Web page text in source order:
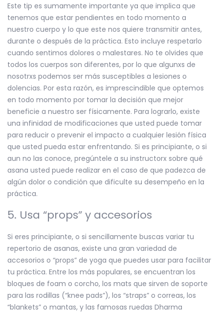
Este tip es sumamente importante ya que implica que
tenemos que estar pendientes en todo momento a
nuestro cuerpo y lo que este nos quiere transmitir antes,
durante o después de la práctica. Esto incluye respetarlo
cuando sentimos dolores o malestares. No te olvides que
todos los cuerpos son diferentes, por lo que algunxs de
nosotrxs podemos ser más susceptibles a lesiones o
dolencias. Por esta razón, es imprescindible que optemos
en todo momento por tomar la decisión que mejor
beneficie a nuestro ser físicamente. Para lograrlo, existe
una infinidad de modificaciones que usted puede tomar
para reducir o prevenir el impacto a cualquier lesión física
que usted pueda estar enfrentando. Si es principiante, o si
aun no las conoce, pregúntele a su instructorx sobre qué
asana usted puede realizar en el caso de que padezca de
algún dolor o condición que dificulte su desempeño en la
práctica.
5. Usa “props” y accesorios
Si eres principiante, o si sencillamente buscas variar tu
repertorio de asanas, existe una gran variedad de
accesorios o “props” de yoga que puedes usar para facilitar
tu práctica. Entre los más populares, se encuentran los
bloques de foam o corcho, los mats que sirven de soporte
para las rodillas (“knee pads”), los “straps” o correas, los
“blankets” o mantas, y las famosas ruedas Dharma